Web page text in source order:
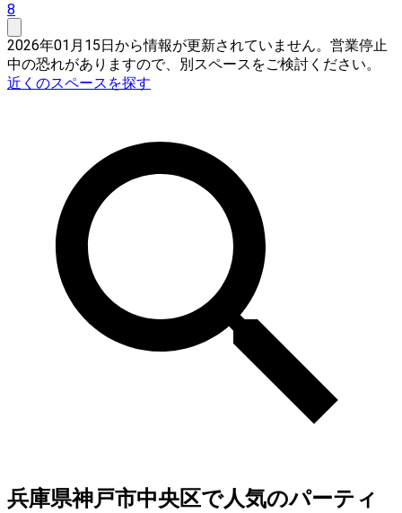
8
2026年01月15日から情報が更新されていません。営業停止
中の恐れがありますので、別スペースをご検討ください。
近くのスペースを探す
兵庫県神戸市中央区で人気のパーティ